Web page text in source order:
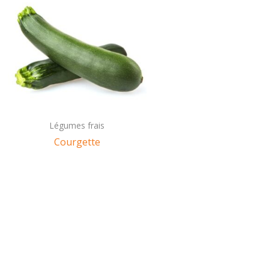
Légumes frais
Courgette